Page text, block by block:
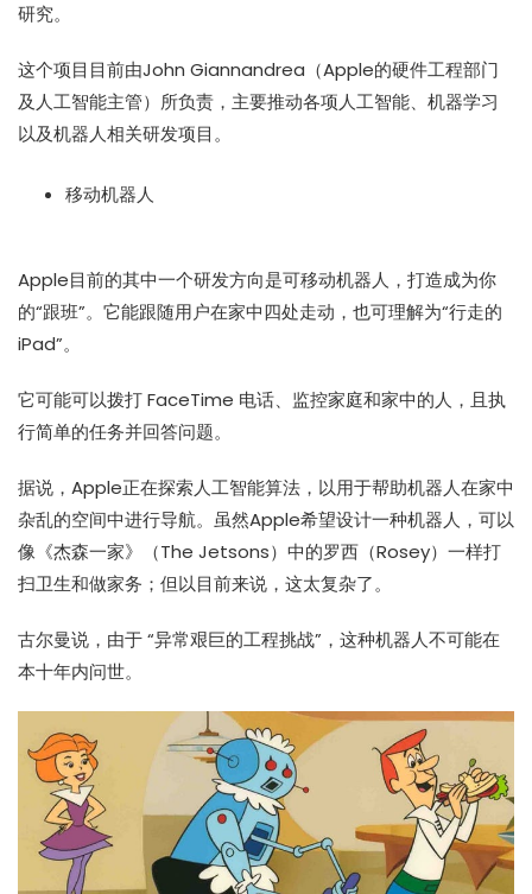
研究。
这个项目目前由John Giannandrea（Apple的硬件工程部门
及人工智能主管）所负责，主要推动各项人工智能、机器学习
以及机器人相关研发项目。
移动机器人
Apple目前的其中一个研发方向是可移动机器人，打造成为你
的“跟班”。它能跟随用户在家中四处走动，也可理解为“行走的
iPad”。
它可能可以拨打 FaceTime 电话、监控家庭和家中的人，且执
行简单的任务并回答问题。
据说，Apple正在探索人工智能算法，以用于帮助机器人在家中
杂乱的空间中进行导航。虽然Apple希望设计一种机器人，可以
像《杰森一家》（The Jetsons）中的罗西（Rosey）一样打
扫卫生和做家务；但以目前来说，这太复杂了。
古尔曼说，由于 “异常艰巨的工程挑战”，这种机器人不可能在
本十年内问世。